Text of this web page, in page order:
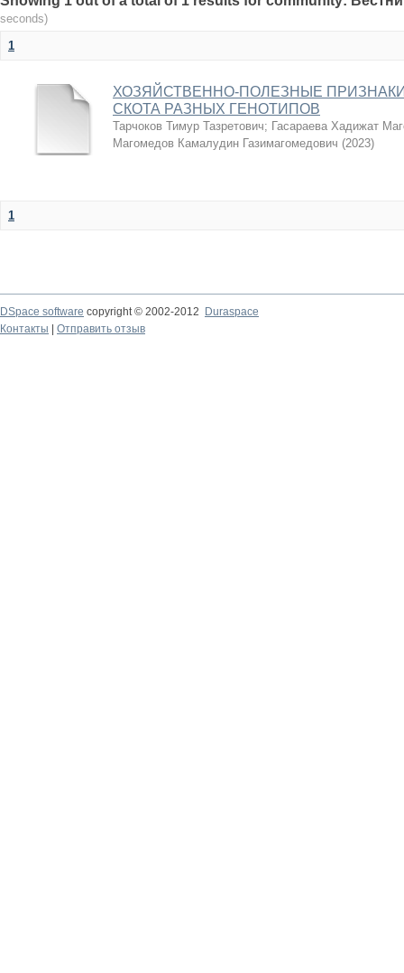
seconds)
1
ХОЗЯЙСТВЕННО-ПОЛЕЗНЫЕ
СКОТА РАЗНЫХ ГЕНОТИПОВ
Тарчоков Тимур Тазретович; Гасараева Хадижат
Магомедов Камалудин Газимагомедович (2023)
1
DSpace software copyright © 2002-2012
Duraspace
Контакты
Отправить отзыв